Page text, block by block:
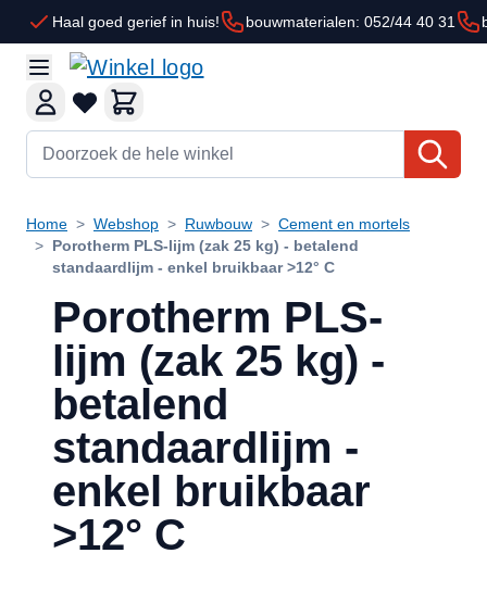
Ga naar de inhoud
Haal goed gerief in huis! bouwmaterialen: 052/44 40 31
Doorzoek de hele winkel
Home > Webshop > Ruwbouw > Cement en mortels
> Porotherm PLS-lijm (zak 25 kg) - betalend
standaardlijm - enkel bruikbaar >12° C
Porotherm PLS-
lijm (zak 25 kg) -
betalend
standaardlijm -
enkel bruikbaar
>12° C